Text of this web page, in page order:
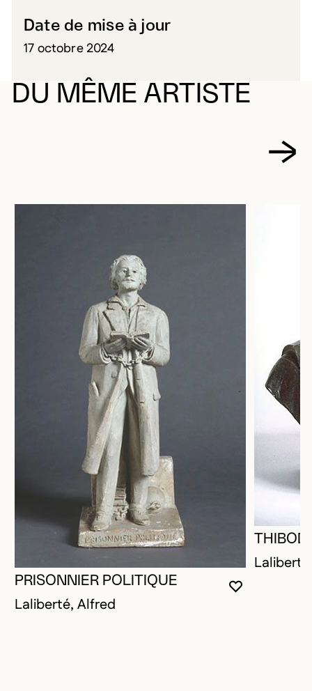
Date de mise à jour
17 octobre 2024
DU MÊME ARTISTE
VOUS
FERMER
OUVRIR LA
PRISONNIER POLITIQUE
Laliberté, Alfred